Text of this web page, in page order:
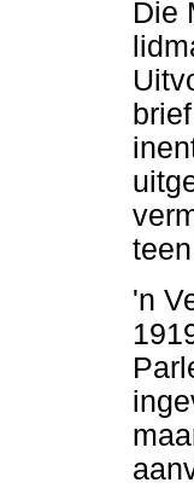
Die
'n